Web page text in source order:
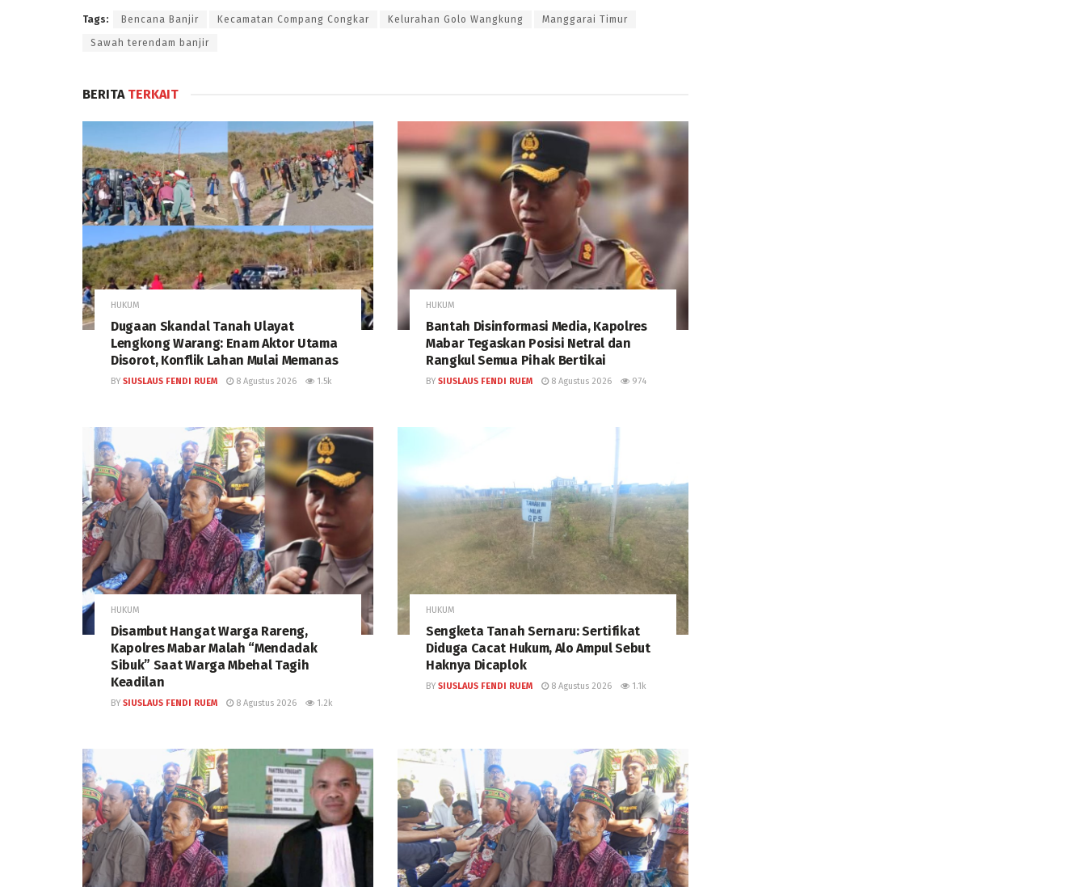
Tags: Bencana Banjir Kecamatan Compang Congkar Kelurahan Golo Wangkung Manggarai Timur
Sawah terendam banjir
BERITATERKAIT
HUKUM
Dugaan Skandal Tanah Ulayat
Lengkong Warang: Enam Aktor Utama
Disorot, Konflik Lahan Mulai Memanas
BY SIUSLAUS FENDI RUEM 8 Agustus 2026 1.5k
HUKUM
Bantah Disinformasi Media, Kapolres
Mabar Tegaskan Posisi Netral dan
Rangkul Semua Pihak Bertikai
BY SIUSLAUS FENDI RUEM 8 Agustus 2026 974
HUKUM
Disambut Hangat Warga Rareng,
Kapolres Mabar Malah “Mendadak
Sibuk” Saat Warga Mbehal Tagih
Keadilan
BY SIUSLAUS FENDI RUEM 8 Agustus 2026 1.2k
HUKUM
Sengketa Tanah Sernaru: Sertifikat
Diduga Cacat Hukum, Alo Ampul Sebut
Haknya Dicaplok
BY SIUSLAUS FENDI RUEM 8 Agustus 2026 1.1k